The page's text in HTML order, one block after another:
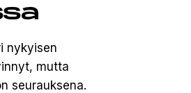
nykyisen
mutta
seurauksena.